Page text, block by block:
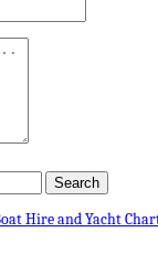
Hire and Yacht